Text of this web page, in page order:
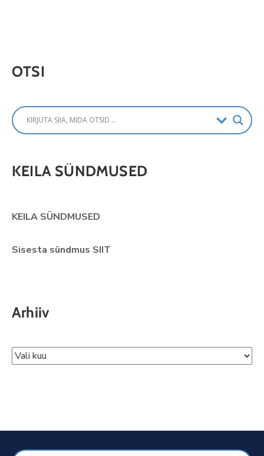
OTSI
KEILA SÜNDMUSED
KEILA SÜNDMUSED
Sisesta sündmus SIIT
Arhiiv